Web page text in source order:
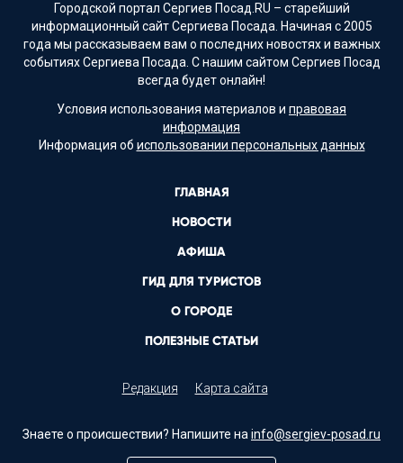
Городской портал Сергиев Посад.RU – старейший
информационный сайт Сергиева Посада. Начиная с 2005
года мы рассказываем вам о последних новостях и важных
событиях Сергиева Посада. С нашим сайтом Сергиев Посад
всегда будет онлайн!
Условия использования материалов и правовая
информация
Информация об использовании персональных данных
ГЛАВНАЯ
НОВОСТИ
АФИША
ГИД ДЛЯ ТУРИСТОВ
О ГОРОДЕ
ПОЛЕЗНЫЕ СТАТЬИ
Редакция Карта сайта
Знаете о происшествии? Напишите на info@sergiev-posad.ru